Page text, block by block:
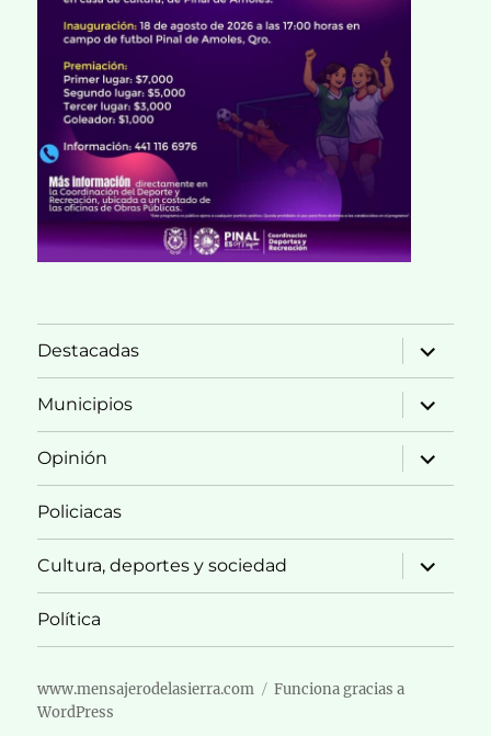
Destacadas
expande
el
menú
inferior
Municipios
expande
el
menú
inferior
Opinión
expande
el
menú
Policiacas
Cultura, deportes y sociedad
expande
el
menú
Política
www.mensajerodelasierra.com
Funciona gracias a
WordPress